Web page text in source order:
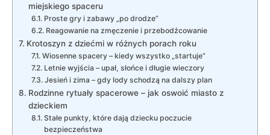
miejskiego spaceru
Proste gry i zabawy „po drodze”
Reagowanie na zmęczenie i przebodźcowanie
Krotoszyn z dziećmi w różnych porach roku
Wiosenne spacery – kiedy wszystko „startuje”
Letnie wyjścia – upał, słońce i długie wieczory
Jesień i zima – gdy lody schodzą na dalszy plan
Rodzinne rytuały spacerowe – jak oswoić miasto z
dzieckiem
Stałe punkty, które dają dziecku poczucie
bezpieczeństwa